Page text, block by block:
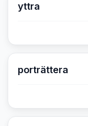
yttra
porträttera